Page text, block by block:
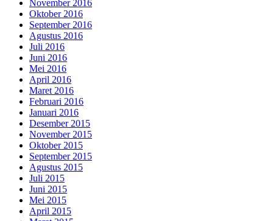
November 2016
Oktober 2016
September 2016
Agustus 2016
Juli 2016
Juni 2016
Mei 2016
April 2016
Maret 2016
Februari 2016
Januari 2016
Desember 2015
November 2015
Oktober 2015
September 2015
Agustus 2015
Juli 2015
Juni 2015
Mei 2015
April 2015